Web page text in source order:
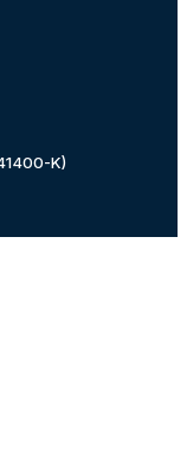
K)